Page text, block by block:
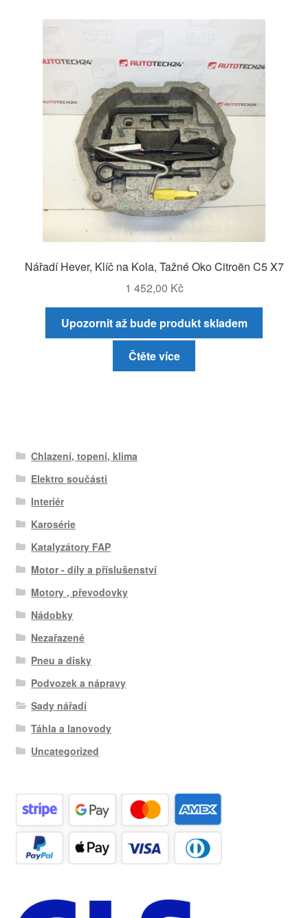
Nářadí Hever, Klíč na Kola, Tažné Oko Citroën C5 X7
1 452,00 Kč
Upozornit až bude produkt skladem
Čtěte více
Chlazení, topení, klima
Elektro součásti
Interiér
Karosérie
Katalyzátory FAP
Motor - díly a příslušenství
Motory , převodovky
Nádobky
Nezařazené
Pneu a disky
Podvozek a nápravy
Sady nářadí
Táhla a lanovody
Uncategorized